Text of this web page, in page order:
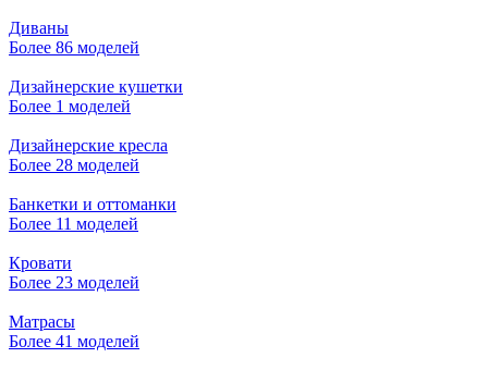
Диваны
Более 86 моделей
Дизайнерские кушетки
Более 1 моделей
Дизайнерские кресла
Более 28 моделей
Банкетки и оттоманки
Более 11 моделей
Кровати
Более 23 моделей
Матрасы
Более 41 моделей